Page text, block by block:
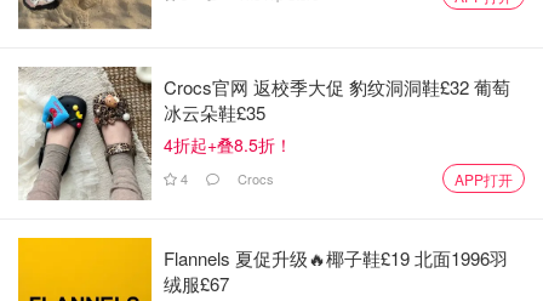
Crocs官网 返校季大促 豹纹洞洞鞋£32 葡萄
冰云朵鞋£35
4折起+叠8.5折！
4 Crocs APP打开
Flannels 夏促升级🔥椰子鞋£19 北面1996羽
绒服£67